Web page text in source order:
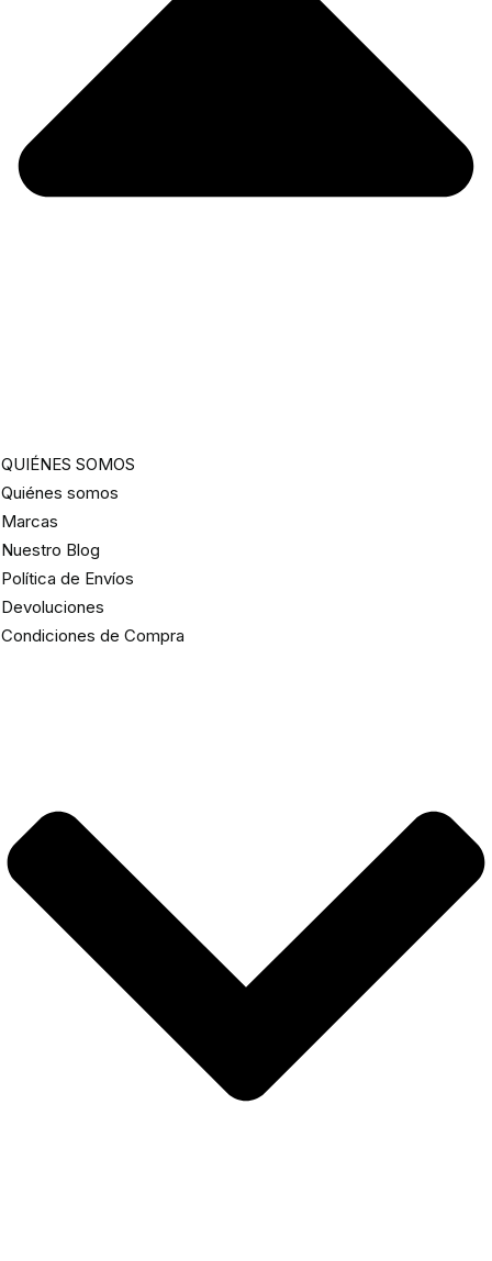
QUIÉNES SOMOS
Quiénes somos
Marcas
Nuestro Blog
Política de Envíos
Devoluciones
Condiciones de Compra